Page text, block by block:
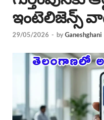
ఇంటెలిజెన్స్
29/05/2026 - byGaneshghani